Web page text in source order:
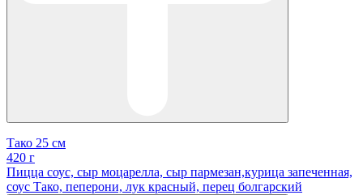
Тако 25 см
420 г
Пицца соус, сыр моцарелла, сыр пармезан,курица запеченная,
соус Тако, пеперони, лук красный, перец болгарский